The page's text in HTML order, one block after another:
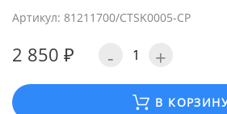
Артикул: 81211700/CTSK0005-CP
2 850 ₽ - +
В